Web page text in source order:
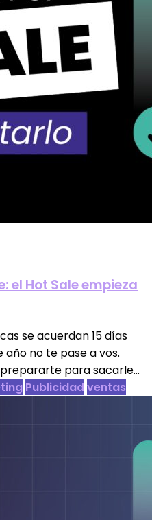
el Hot Sale empieza
se acuerdan 15 días
año no te pase a vos.
para sacarle...
Publicidadventas